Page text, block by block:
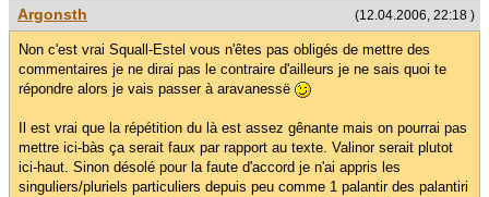
(12.04.2006, 22:18 )
Argonsth
Non c'est vrai Squall-Estel vous n'êtes pas obligés de mettre des
commentaires je ne dirai pas le contraire d'ailleurs je ne sais quoi te
répondre alors je vais passer à aravanessë
Il est vrai que la répétition du là est assez gênante mais on pourrai pas
mettre ici-bàs ça serait faux par rapport au texte. Valinor serait plutot
ici-haut. Sinon désolé pour la faute d'accord je n'ai appris les
singuliers/pluriels particuliers depuis peu comme 1 palantir des palantiri